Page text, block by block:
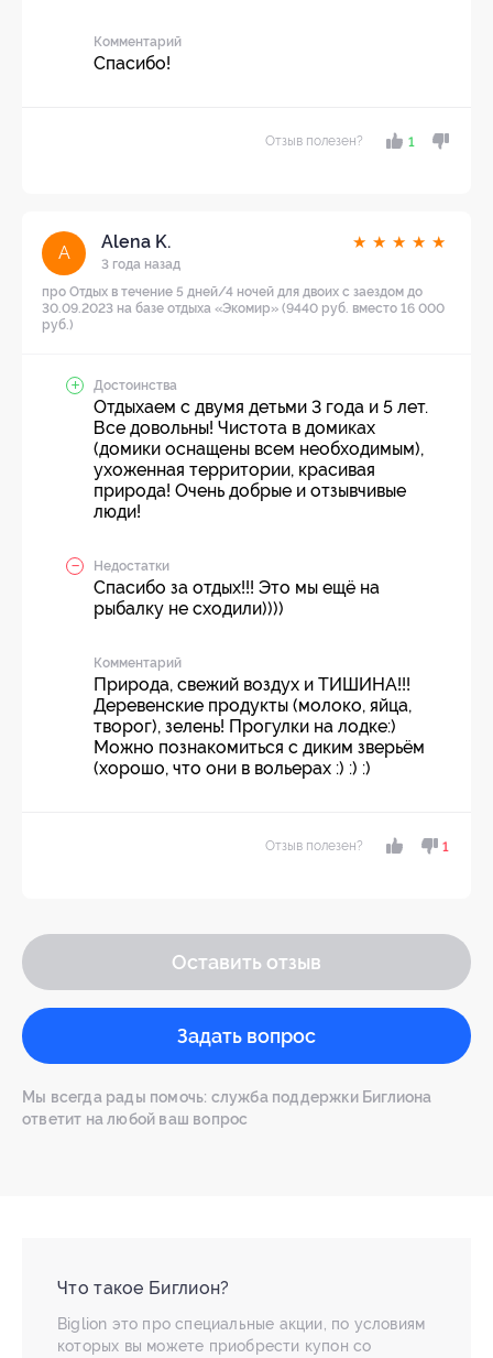
Комментарий
Спасибо!
Отзыв полезен? 1
A
Alena K.
3 года назад
★ ★ ★ ★ ★
про Отдых в течение 5 дней/4 ночей для двоих с заездом до
30.09.2023 на базе отдыха «Экомир» (9440 руб. вместо 16 000
руб.)
Достоинства
Отдыхаем с двумя детьми 3 года и 5 лет.
Все довольны! Чистота в домиках
(домики оснащены всем необходимым),
ухоженная территории, красивая
природа! Очень добрые и отзывчивые
люди!
Недостатки
Спасибо за отдых!!! Это мы ещё на
рыбалку не сходили))))
Комментарий
Природа, свежий воздух и ТИШИНА!!!
Деревенские продукты (молоко, яйца,
творог), зелень! Прогулки на лодке:)
Можно познакомиться с диким зверьём
(хорошо, что они в вольерах :) :) :)
Отзыв полезен? 1
Оставить отзыв
Задать вопрос
Мы всегда рады помочь: служба поддержки Биглиона
ответит на любой ваш вопрос
Что такое Биглион?
Biglion это про специальные акции, по условиям
которых вы можете приобрести купон со